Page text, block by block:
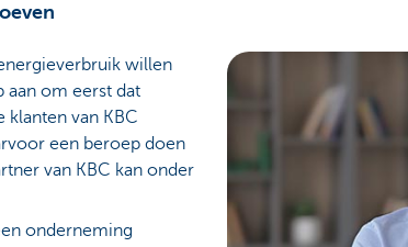
willen
om eerst dat
klanten van KBC
een beroep doen
van KBC kan onder
onderneming